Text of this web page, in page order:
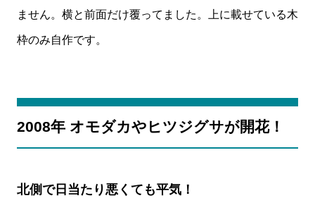
ません。横と前面だけ覆ってました。上に載せている木
枠のみ自作です。
2008年 オモダカやヒツジグサが開花！
北側で日当たり悪くても平気！